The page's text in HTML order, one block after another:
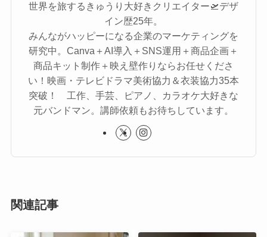
世界を旅するきゅうり大好きクリエイター🛫デザ
イン歴25年。
みんながハッピーになる企業のマーケティングを
研究中。Canva＋AI導入＋SNS運用＋商品企画＋
商品キット制作＋映え壁作りならお任せくださ
い！映画・テレビドラマ美術協力＆衣装協力35本
突破！ 工作、手芸、ピアノ、カラオケ大好きな
元バンドマン。講師依頼もお待ちしています。
関連記事